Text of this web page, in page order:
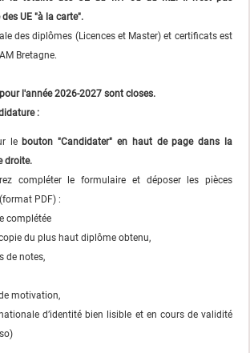
UE "à la carte".
des diplômes (Licences et Master) et certificats est
Bretagne.
l'année 2026-2027 sont closes.
:
lebouton "Candidater" en haut de page dans la
droite.
compléter le formulaire et déposer les pièces
PDF) :
complétée
du plus haut diplôme obtenu,
de notes,
motivation,
d’identité bien lisible et en cours de validité